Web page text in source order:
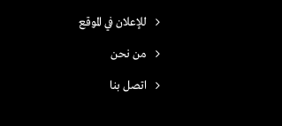
للإعلان في الموقع
من نحن
اتصل بنـا